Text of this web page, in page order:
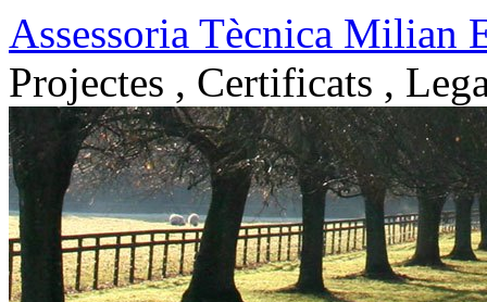
Vés
al
contingut
Assessoria Tècnica Milian
Projectes , Certificats ,